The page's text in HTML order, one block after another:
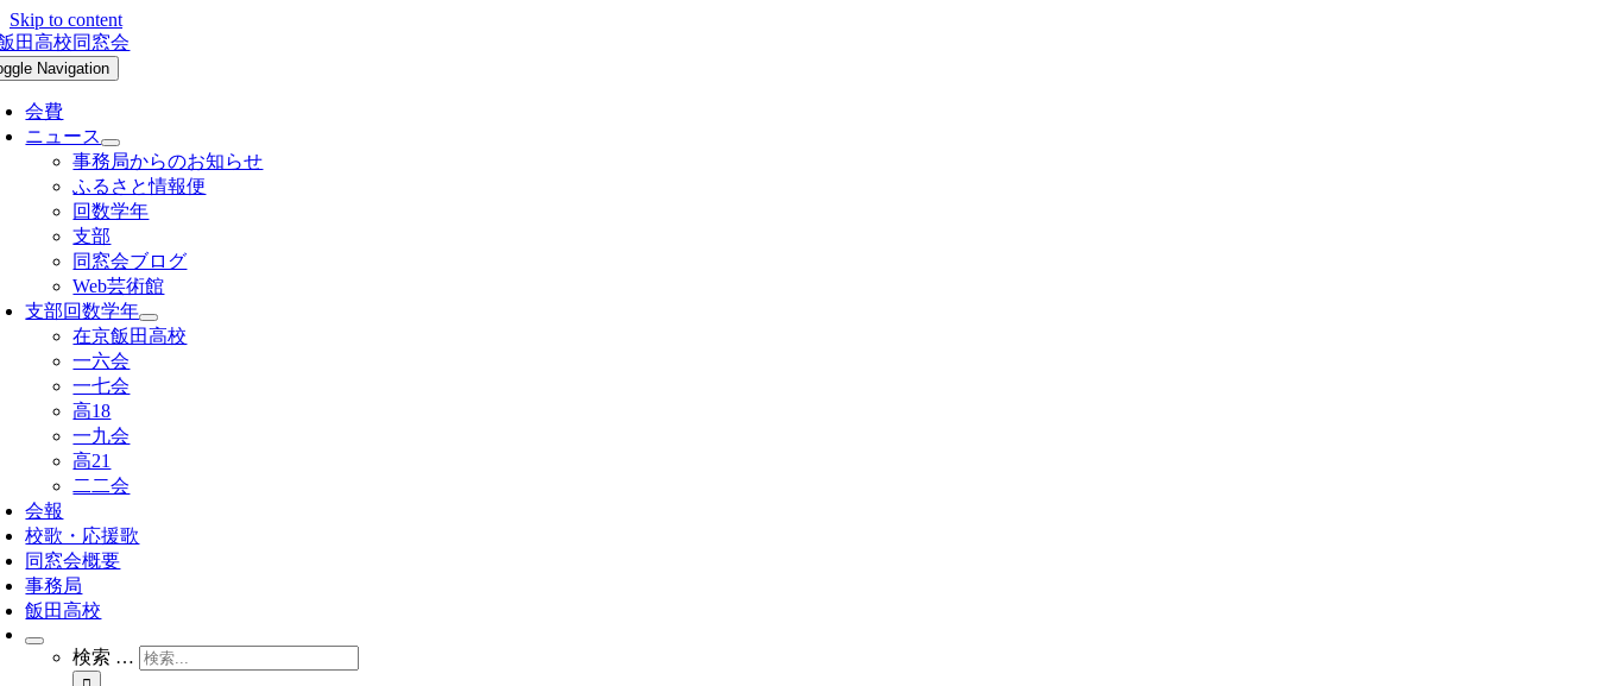
Skip to content
Navigation
会費
ニュース
事務局からのお知らせ
ふるさと情報便
回数学年
支部
同窓会ブログ
Web芸術館
支部回数学年
在京飯田高校
一六会
一七会
高18
一九会
高21
二二会
会報
校歌・応援歌
同窓会概要
事務局
飯田高校
検索 …